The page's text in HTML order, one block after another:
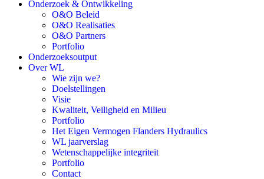
Onderzoek & Ontwikkeling
O&O Beleid
O&O Realisaties
O&O Partners
Portfolio
Onderzoeksoutput
Over WL
Wie zijn we?
Doelstellingen
Visie
Kwaliteit, Veiligheid en Milieu
Portfolio
Het Eigen Vermogen Flanders Hydraulics
WL jaarverslag
Wetenschappelijke integriteit
Portfolio
Contact